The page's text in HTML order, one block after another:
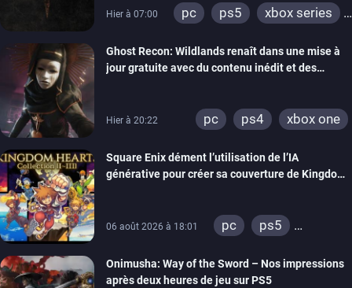
Hier à 07:00 pc ps5
xbox series
xbox one
nintendo 64
Ghost Recon: Wildlands renaît dans une mise à
jour gratuite avec du contenu inédit et des
Hier à 20:22 pc ps4 xbox one
Square Enix dément l’utilisation de l’IA
générative pour créer sa couverture de Kingdom
06 août 2026 à 18:01 pc
ps5
switch 2
Onimusha: Way of the Sword – Nos impressions
après deux heures de jeu sur PS5